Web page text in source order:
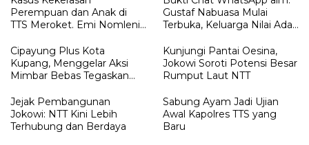
Perempuan dan Anak di
TTS Meroket. Emi Nomleni :
Paling Aman
Gustaf Nabuasa Mulai
Terbuka, Keluarga Nilai Ada
Belum Didalami Penyidik
Cipayung Plus Kota
Kupang, Menggelar Aksi
Mimbar Bebas Tegaskan
Gelar “RAJA TIMOR”
Kepada JOKO WIDODO
Kunjungi Pantai Oesina,
Jokowi Soroti Potensi Besar
Rumput Laut NTT
Jejak Pembangunan
Jokowi: NTT Kini Lebih
Terhubung dan Berdaya
Sabung Ayam Jadi Ujian
Awal Kapolres TTS yang
Baru